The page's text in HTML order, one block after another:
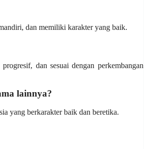
dan memiliki karakter yang baik.
dan sesuai dengan perkembangan
lainnya?
yang berkarakter baik dan beretika.